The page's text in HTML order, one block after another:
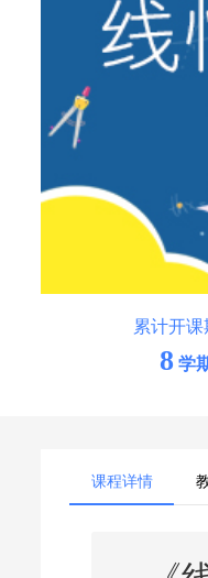
累计开课
8 学
课程详情